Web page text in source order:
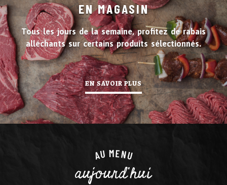
EN MAGASIN
Tous les jours de la semaine, profitez de rabais
alléchants sur certains produits sélectionnés.
EN SAVOIR PLUS
AU MENU
aujourd'hui